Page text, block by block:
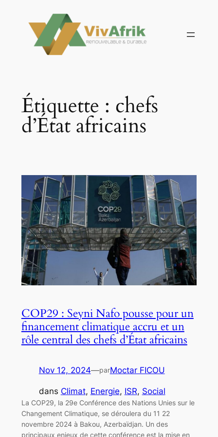
contenu
Étiquette : chefs
d’État africains
COP29 : Seyni Nafo pousse pour un
financement climatique accru et un
rôle central des chefs d’État africains
Nov 12, 2024—parMoctar FICOU
dans Climat, Energie, ISR, Social
La COP29, la 29e Conférence des Nations Unies sur le
Changement Climatique, se déroulera du 11 22
novembre 2024 à Bakou, Azerbaïdjan. Un des
principaux enjeux de cette conférence est la mise en